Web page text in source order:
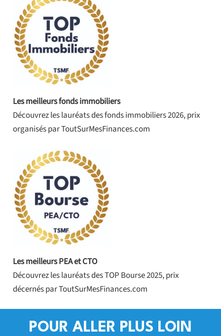
Les meilleurs fonds immobiliers
Découvrez les lauréats des fonds immobiliers 2026, prix
organisés par ToutSurMesFinances.com
Les meilleurs PEA et CTO
Découvrez les lauréats des TOP Bourse 2025, prix
décernés par ToutSurMesFinances.com
POUR ALLER PLUS LOIN